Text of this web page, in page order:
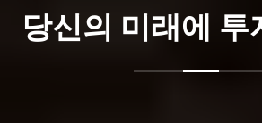
당신의 미래에 투